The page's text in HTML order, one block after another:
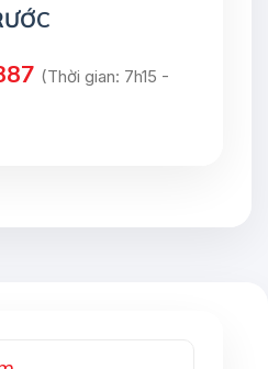
(Thời gian: 7h15 -